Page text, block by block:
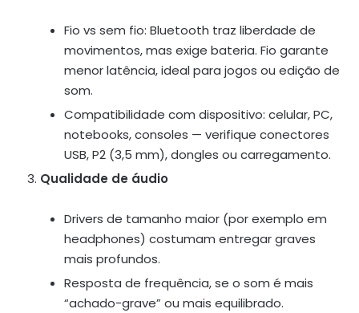
Fio vs sem fio: Bluetooth traz liberdade de
movimentos, mas exige bateria. Fio garante
menor latência, ideal para jogos ou edição de
som.
Compatibilidade com dispositivo: celular, PC,
notebooks, consoles — verifique conectores
USB, P2 (3,5 mm), dongles ou carregamento.
Qualidade de áudio
Drivers de tamanho maior (por exemplo em
headphones) costumam entregar graves
mais profundos.
Resposta de frequência, se o som é mais
“achado-grave” ou mais equilibrado.